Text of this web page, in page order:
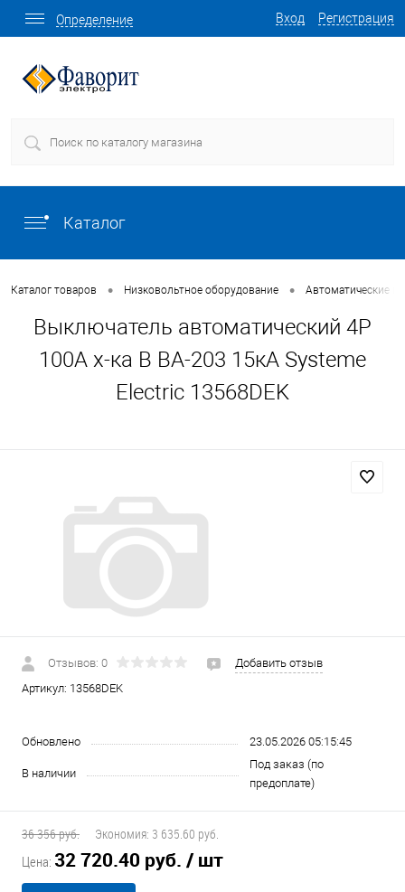
Вход Регистрация
Определение
Каталог
Каталог товаров • Низковольтное оборудование • Автоматические
Выключатель автоматический 4P
100A х-ка B ВА-203 15кА Systeme
Electric 13568DEK
Отзывов: 0
Добавить отзыв
Артикул: 13568DEK
Обновлено 23.05.2026 05:15:45
В наличии
Под заказ (по
предоплате)
36 356 руб. Экономия: 3 635.60 руб.
Цена: 32 720.40 руб. / шт